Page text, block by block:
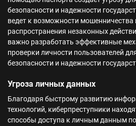
безопасности и надежности
ведет к возможности мошенничества
распространения незаконных
важно разработать эффективные
проверки личности пользователей
безопасности и надежности
Угроза личных данных
Благодаря быстрому развитию
технологий, киберпреступники
способы доступа к личным данным